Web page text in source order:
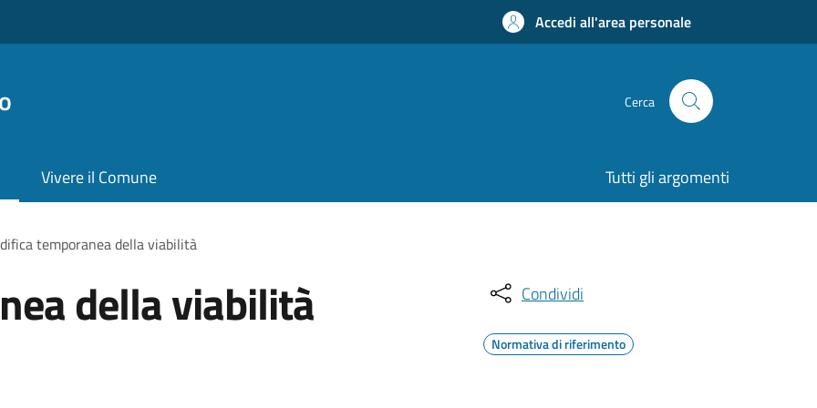
Accedi all'area personale
Cerca
Vivere il Comune Tutti gli argomenti
temporanea della viabilità
della viabilità Condividi
Normativa di riferimento